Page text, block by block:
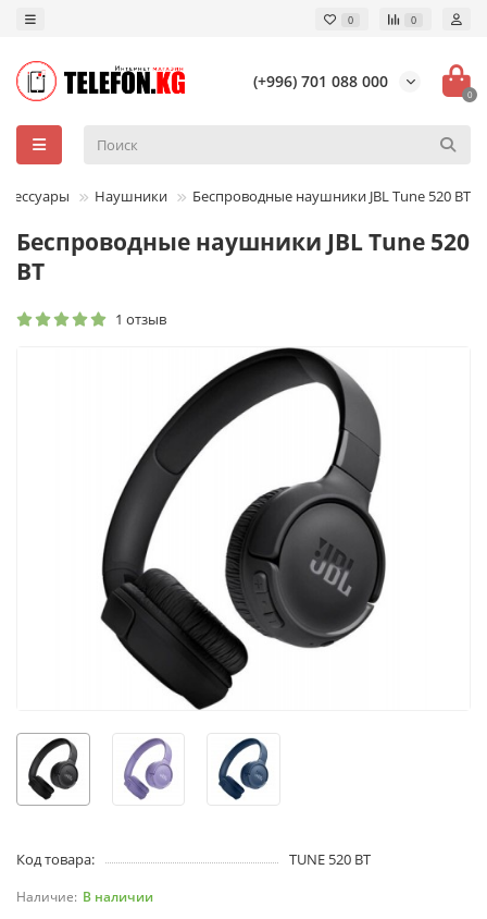
0 0
(+996) 701 088 000
0
Наушники Беспроводные наушники JBL Tune 520 BT
Беспроводные наушники JBL Tune 520
BT
1 отзыв
Код товара: TUNE 520 BT
В наличии